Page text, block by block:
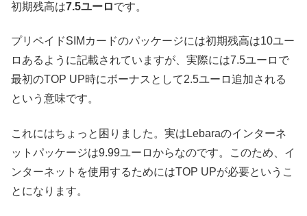
初期残高は7.5ユーロです。
プリペイドSIMカードのパッケージには初期残高は10ユー
ロあるように記載されていますが、実際には7.5ユーロで
最初のTOP UP時にボーナスとして2.5ユーロ追加される
という意味です。
これにはちょっと困りました。実はLebaraのインターネ
ットパッケージは9.99ユーロからなのです。このため、イ
ンターネットを使用するためにはTOP UPが必要というこ
とになります。